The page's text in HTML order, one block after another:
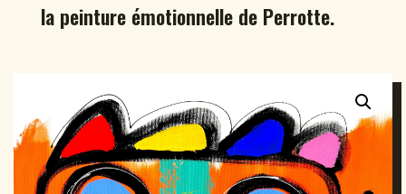
la peinture émotionnelle de Perrotte.